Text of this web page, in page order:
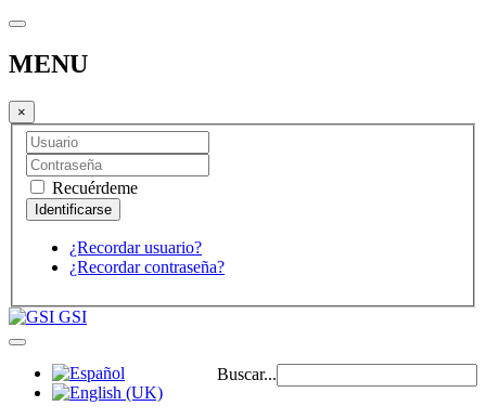
MENU
×
Recuérdeme
¿Recordar usuario?
¿Recordar contraseña?
GSI
Buscar...